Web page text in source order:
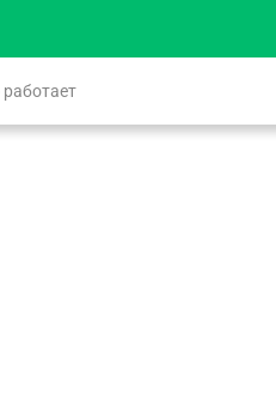
работает